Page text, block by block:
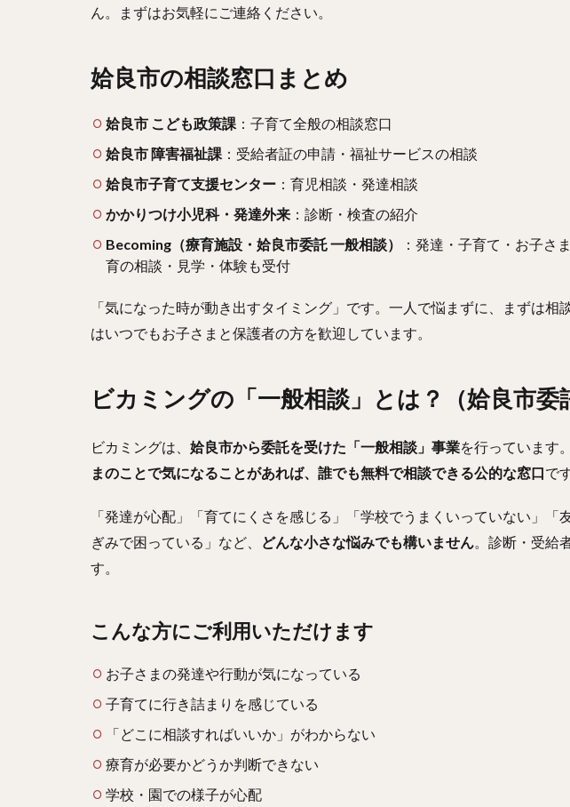
ん。まずはお気軽にご連絡ください。
姶良市の相談窓口まとめ
姶良市 こども政策課 ：子育て全般の相談窓口
姶良市 障害福祉課 ：受給者証の申請・福祉サービスの相談
姶良市子育て支援センター ：育児相談・発達相談
かかりつけ小児科・発達外来 ：診断・検査の紹介
Becoming（療育施設・姶良市委託 一般相談）
：発達・子育て・お子さ
育の相談・見学・体験も受付
「気になった時が動き出すタイミング」です。一人で悩まずに、まずは相
はいつでもお子さまと保護者の方を歓迎しています。
ビカミングの「一般相談」とは？（姶良市委
ビカミングは、 姶良市から委託を受けた「一般相談」事業を行っています
まのことで気になることがあれば、誰でも無料で相談できる公的な窓口で
「発達が心配」「育てにくさを感じる」「学校でうまくいっていない」「
ぎみで困っている」など、
どんな小さな悩みでも構いません。診断・受給
す。
こんな方にご利用いただけます
お子さまの発達や行動が気になっている
子育てに行き詰まりを感じている
「どこに相談すればいいか」がわからない
療育が必要かどうか判断できない
学校・園での様子が心配